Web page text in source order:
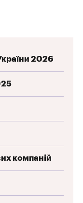
2026
компаній